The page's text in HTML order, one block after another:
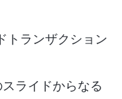
トランザクション
ライドからなる